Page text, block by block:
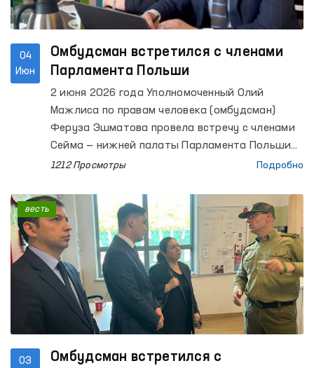
04
Июн
Омбудсман встретился с членами
Парламента Польши
2 июня 2026 года Уполномоченный Олий
Мажлиса по правам человека (омбудсман)
Феруза Эшматова провела встречу с членами
Сейма — нижней палаты Парламента Польши
Мареком Жонсой, Вандой Новицкой и Алицией
1212 Просмотры Подробно
03
Омбудсман встретился с
весть